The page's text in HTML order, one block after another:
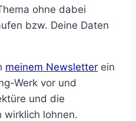
ohne dabei
bzw. Deine Daten
meinem Newsletter ein
Werk vor und
und die
wirklich lohnen.